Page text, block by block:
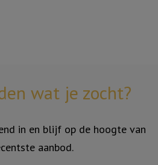
wat je zocht?
in en blijf op de hoogte van
aanbod.